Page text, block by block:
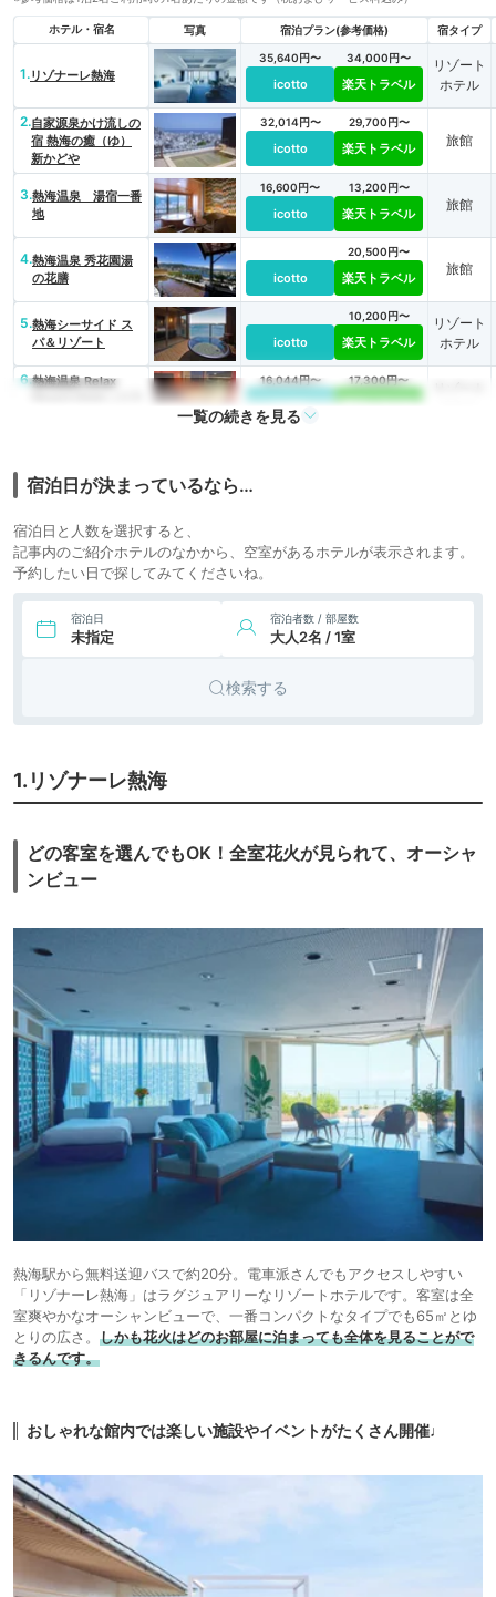
ホテル・宿名 写真 宿泊プラン(参考価格) 宿タイプ
1.リゾナーレ熱海
35,640円〜
icotto
34,000円〜
楽天トラベル
リゾート
ホテル
2.自家源泉かけ流しの
宿 熱海の癒（ゆ）
新かどや
32,014円〜
icotto
29,700円〜
楽天トラベル 旅館
3.熱海温泉 湯宿一番
地
16,600円〜
icotto
13,200円〜
楽天トラベル
旅館
4.熱海温泉 秀花園湯
の花膳
icotto
20,500円〜
楽天トラベル
旅館
5.熱海シーサイド ス
パ＆リゾート
icotto
10,200円〜
楽天トラベル
リゾート
ホテル
6.熱海温泉 Relax
16,044円〜
icotto
17,300円〜
楽天トラベル
はな
海聚楽ホテル
9.熱海後楽園ホテル
17,348円〜
icotto 楽天トラベル
ホテル
UMITO VOYAGE
宿 熱海 大観荘
icotto 楽天トラベル
12. 料亭旅館 熱海 小嵐
亭
熱海パールスター
ホテル
icotto 楽天トラベル
ホテル
34,000円〜
楽天トラベル
リゾート
ホテル
16.ホテルグランバッ
ハ熱海クレッシェ
ンド
40,595円〜
icotto
49,500円〜
楽天トラベル
リゾート
17. ATAMI 海峯楼
icotto
旅館
一覧の続きを見る
宿泊日が決まっているなら…
宿泊日と人数を選択すると、
記事内のご紹介ホテルのなかから、空室があるホテルが表示されます。
予約したい日で探してみてくださいね。
宿泊日
未指定
宿泊者数 / 部屋数
大人2名 / 1室
検索する
1.リゾナーレ熱海
どの客室を選んでもOK！全室花火が見られて、オーシャ
ンビュー
熱海駅から無料送迎バスで約20分。電車派さんでもアクセスしやすい
「リゾナーレ熱海」はラグジュアリーなリゾートホテルです。客室は全
室爽やかなオーシャンビューで、一番コンパクトなタイプでも65㎡とゆ
とりの広さ。 しかも花火はどのお部屋に泊まっても全体を見ることがで
きるんです。
おしゃれな館内では楽しい施設やイベントがたくさん開催♩